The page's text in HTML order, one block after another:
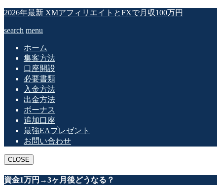
2026年最新 XMアフィリエイトとFXで月収100万円
search menu
ホーム
集客方法
口座開設
必要書類
入金方法
出金方法
ボーナス
追加口座
最強EAプレゼント
お問い合わせ
CLOSE
資金1万円→3ヶ月後どうなる？